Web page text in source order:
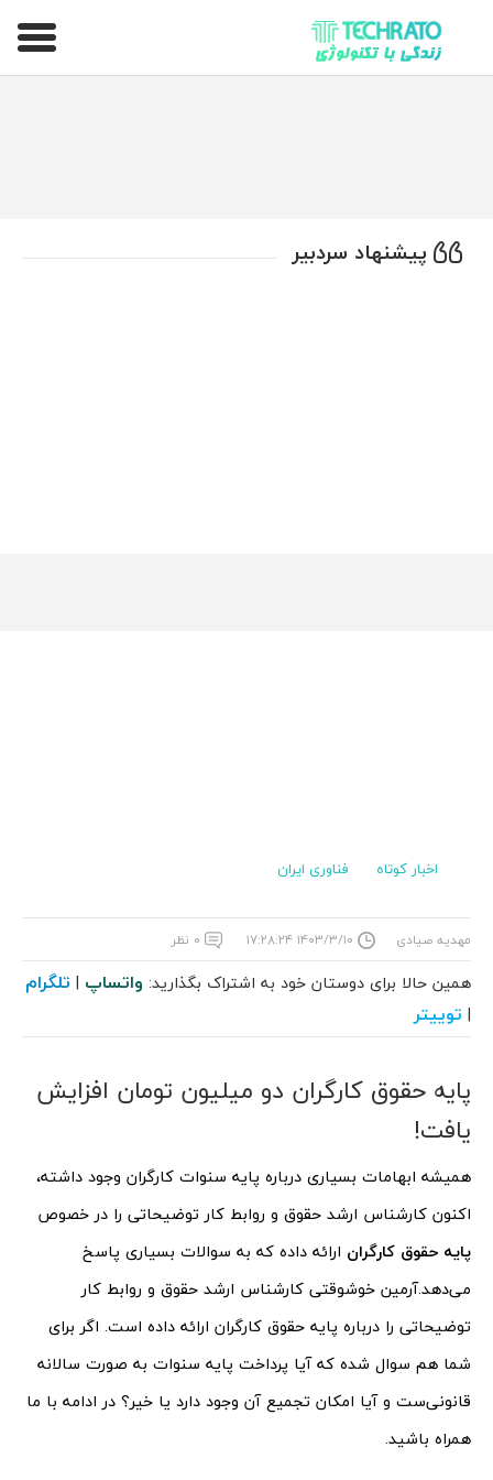
تکراتو – زندگی با تکنولوژی
پیشنهاد سردبیر
اخبار کوتاه فناوری ایران
مهدیه صیادی ۱۴۰۳/۳/۱۰ ۱۷:۲۸:۲۴ ۰ نظر
همین حالا برای دوستان خود به اشتراک بگذارید: واتساپ | تلگرام
| توییتر
پایه حقوق کارگران دو میلیون تومان افزایش
یافت!
همیشه ابهامات بسیاری درباره پایه سنوات کارگران وجود داشته،
اکنون کارشناس ارشد حقوق و روابط کار توضیحاتی را در خصوص
پایه حقوق کارگران ارائه داده که به سوالات بسیاری پاسخ
می‌دهد.آرمین خوشوقتی کارشناس ارشد حقوق و روابط کار
توضیحاتی را درباره پایه حقوق کارگران ارائه داده است. اگر برای
شما هم سوال شده که آیا پرداخت پایه سنوات به صورت سالانه
قانونی‌ست و آیا امکان تجمیع آن وجود دارد یا خیر؟ در ادامه با ما
همراه باشید.